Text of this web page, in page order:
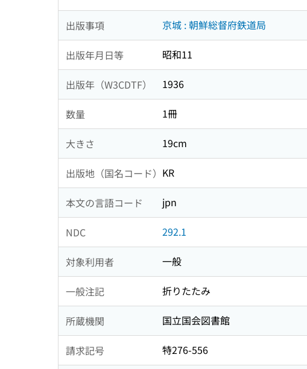
出版事項 京城 : 朝鮮総督府鉄道局
出版年月日等 昭和11
出版年（W3CDTF） 1936
数量 1冊
大きさ 19cm
出版地（国名コード） KR
本文の言語コード jpn
NDC 292.1
対象利用者 一般
一般注記 折りたたみ
所蔵機関 国立国会図書館
請求記号
特276-556